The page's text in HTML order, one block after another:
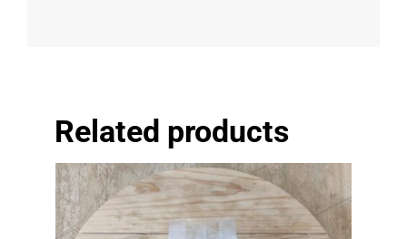
Related products